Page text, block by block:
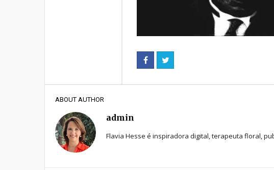
ABOUT AUTHOR
admin
Flavia Hesse é inspiradora digital, terapeuta floral,